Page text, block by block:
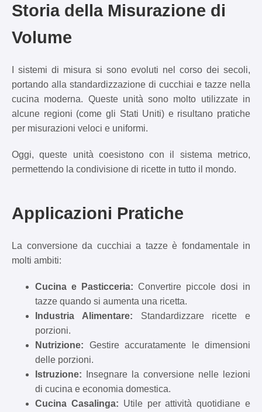
Storia della Misurazione di
Volume
I sistemi di misura si sono evoluti nel corso dei secoli,
portando alla standardizzazione di cucchiai e tazze nella
cucina moderna. Queste unità sono molto utilizzate in
alcune regioni (come gli Stati Uniti) e risultano pratiche
per misurazioni veloci e uniformi.
Oggi, queste unità coesistono con il sistema metrico,
permettendo la condivisione di ricette in tutto il mondo.
Applicazioni Pratiche
La conversione da cucchiai a tazze è fondamentale in
molti ambiti:
Cucina e Pasticceria: Convertire piccole dosi in
tazze quando si aumenta una ricetta.
Industria Alimentare: Standardizzare ricette e
porzioni.
Nutrizione: Gestire accuratamente le dimensioni
delle porzioni.
Istruzione: Insegnare la conversione nelle lezioni
di cucina e economia domestica.
Cucina Casalinga: Utile per attività quotidiane e